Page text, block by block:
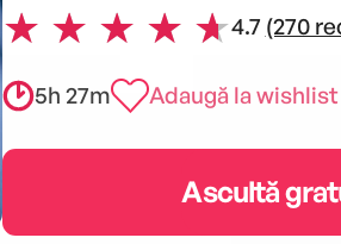
4.7 (270
5h 27m Adaugă la wishlist
Ascultă